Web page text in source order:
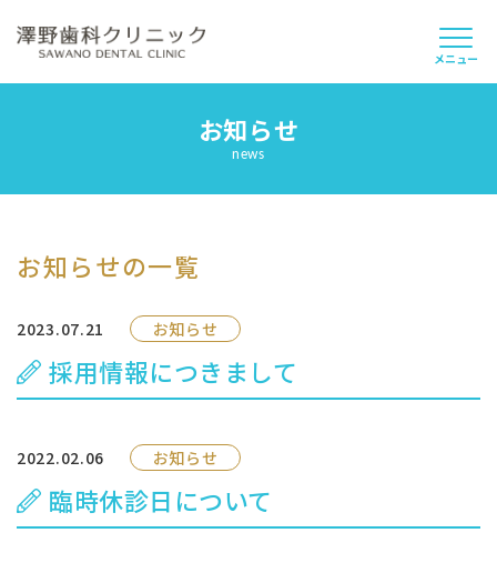
お知らせ
news
お知らせの一覧
2023.07.21 お知らせ
採用情報につきまして
2022.02.06 お知らせ
臨時休診日について
メニュー
よくあるご質問
採用情報
交通アクセス